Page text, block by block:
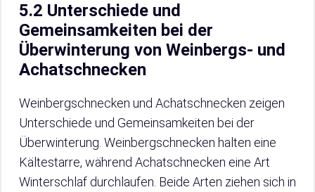
5.2 Unterschiede und
Gemeinsamkeiten bei der
Überwinterung von Weinbergs- und
Achatschnecken
Weinbergschnecken und Achatschnecken zeigen
Unterschiede und Gemeinsamkeiten bei der
Überwinterung. Weinbergschnecken halten eine
Kältestarre, während Achatschnecken eine Art
Winterschlaf durchlaufen. Beide Arten ziehen sich in